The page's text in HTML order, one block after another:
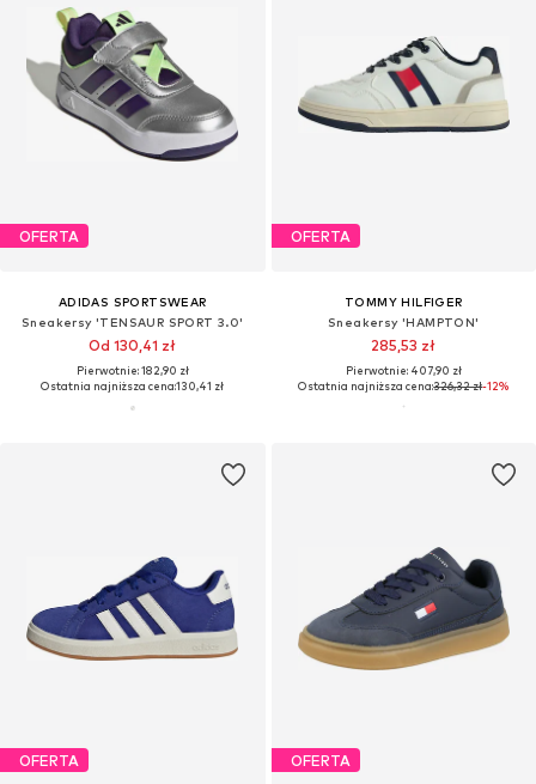
OFERTA
ADIDAS SPORTSWEAR
Sneakersy 'TENSAUR SPORT 3.0'
Od 130,41 zł
Pierwotnie: 182,90 zł
Ostatnia najniższa cena:130,41 zł
OFERTA
TOMMY HILFIGER
Sneakersy 'HAMPTON'
285,53 zł
Pierwotnie: 407,90 zł
Ostatnia najniższa cena:326,32 zł-12%
OFERTA OFERTA